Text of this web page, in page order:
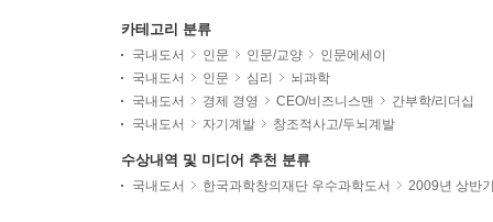
카테고리 분류
국내도서 인문 인문/교양
인문에세이
국내도서
인문 심리
뇌과학
국내도서
경제 경영 CEO/비즈니스맨
간부학/리더십
국내도서
자기계발 창조적사고/두뇌계발
수상내역 및 미디어 추천 분류
국내도서 한국과학창의재단 우수과학도서 2009년 상반